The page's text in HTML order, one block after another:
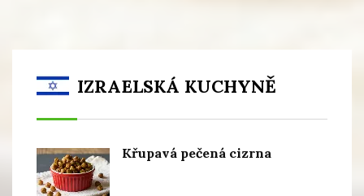
IZRAELSKÁ KUCHYNĚ
Křupavá pečená cizrna